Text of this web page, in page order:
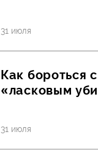
31 июля
Как бороться с
«ласковым
31 июля